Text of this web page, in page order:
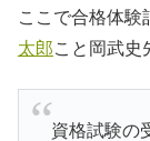
ここで合格体験
太郎こと岡武史
資格試験の